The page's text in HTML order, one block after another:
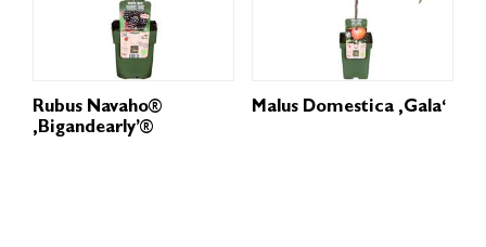
Rubus Navaho®
‚Bigandearly’®
Malus Domestica ‚Gala‘